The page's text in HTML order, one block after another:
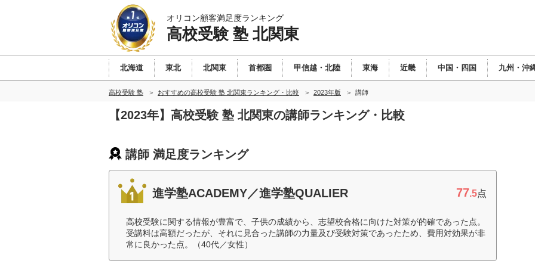
オリコン顧客満足度ランキング
高校受験 塾 北関東
北海道 東北 北関東 首都圏 甲信越・北陸 東海 近畿 中国・四国 九州・沖
高校受験 塾 おすすめの高校受験 塾 北関東ランキング・比較 2023年版 講師
【2023年】高校受験 塾 北関東の講師ランキング・比較
講師 満足度ランキング
進学塾ACADEMY／進学塾QUALIER 77.5点
高校受験に関する情報が豊富で、子供の成績から、志望校合格に向けた対策が的確であった点。
受講料は高額だったが、それに見合った講師の力量及び受験対策であったため、費用対効果が非
常に良かった点。（40代／女性）